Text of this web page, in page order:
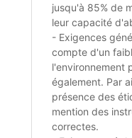
jusqu'à 85% de
leur capacité
- Exigences
compte d'un
l'environnement
également. Par
présence des
mention des
correctes.